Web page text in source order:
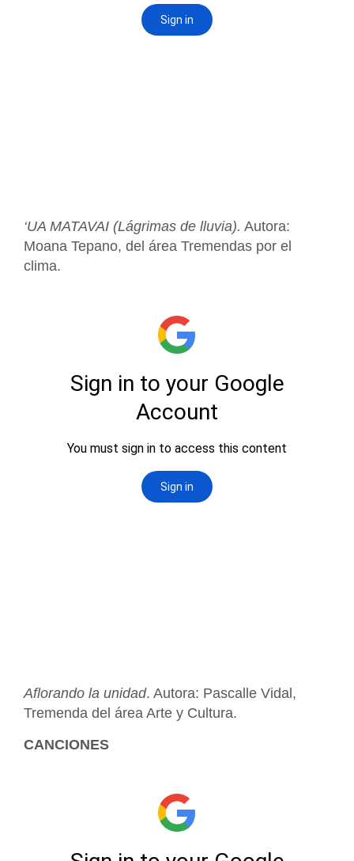
‘UA MATAVAI (Lágrimas de lluvia). Autora:
Moana Tepano, del área Tremendas por el
clima.
Aflorando la unidad. Autora: Pascalle Vidal,
Tremenda del área Arte y Cultura.
CANCIONES